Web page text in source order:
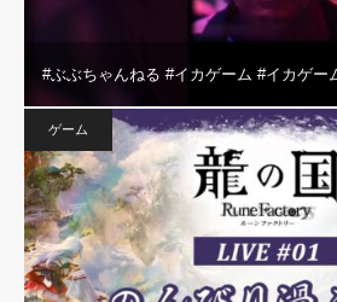
#ぶぶちゃんねる #イカゲーム #イカゲー
ゲーム